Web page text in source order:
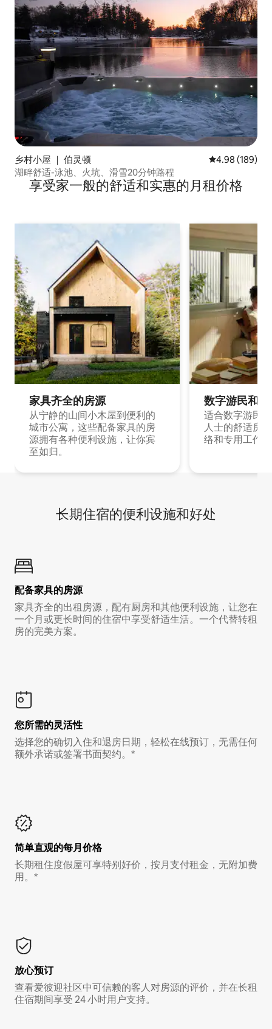
乡村小屋 ｜ 伯灵顿 平均评分 4.98
4.98 (189)
湖畔舒适-泳池、火坑、滑雪20分钟路程
享受家一般的舒适和实惠的月租价格
家具齐全的房源
从宁静的山间小木屋到便利的
城市公寓，这些配备家具的房
源拥有各种便利设施，让你宾
至如归。
数字游民和
适合数字游民
人士的舒适房
络和专用工作
长期住宿的便利设施和好处
配备家具的房源
家具齐全的出租房源，配有厨房和其他便利设施，让您在
一个月或更长时间的住宿中享受舒适生活。一个代替转租
房的完美方案。
您所需的灵活性
选择您的确切入住和退房日期，轻松在线预订，无需任何
额外承诺或签署书面契约。*
简单直观的每月价格
长期租住度假屋可享特别好价，按月支付租金，无附加费
用。*
放心预订
查看爱彼迎社区中可信赖的客人对房源的评价，并在长租
住宿期间享受 24 小时用户支持。